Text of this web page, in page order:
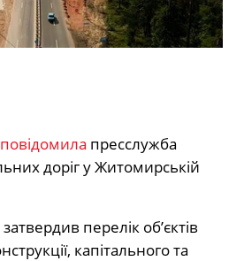
повідомила пресслужба
доріг у Житомирській
перелік об’єктів
капітального та